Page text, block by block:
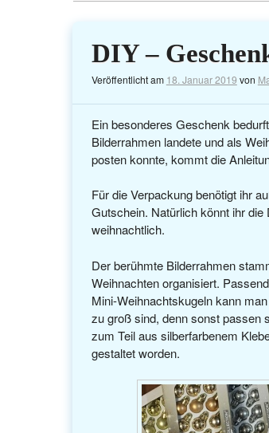
DIY –
Veröffentlicht am 18. Januar 2019 von
Ein besonderes Geschenk
Bilderrahmen landete und als
posten konnte, kommt die
Für die Verpackung benötigt ihr
Gutschein. Natürlich könnt ihr
weihnachtlich.
Der berühmte Bilderrahmen
Weihnachten organisiert.
Mini-Weihnachtskugeln kann
zu groß sind, denn sonst passen
zum Teil aus silberfarbenem
gestaltet worden.